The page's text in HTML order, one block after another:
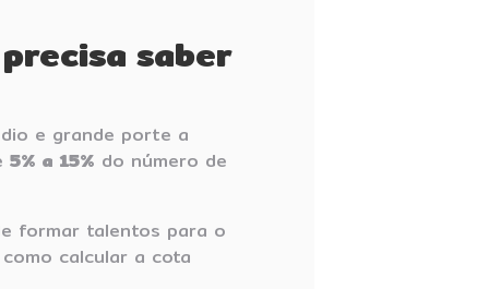
saber
e grande porte a
5% a 15% do número de
formar talentos para o
calcular a cota